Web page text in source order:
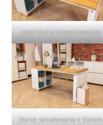
małe biurko skandynawskie
biurko zabudowane z blatem